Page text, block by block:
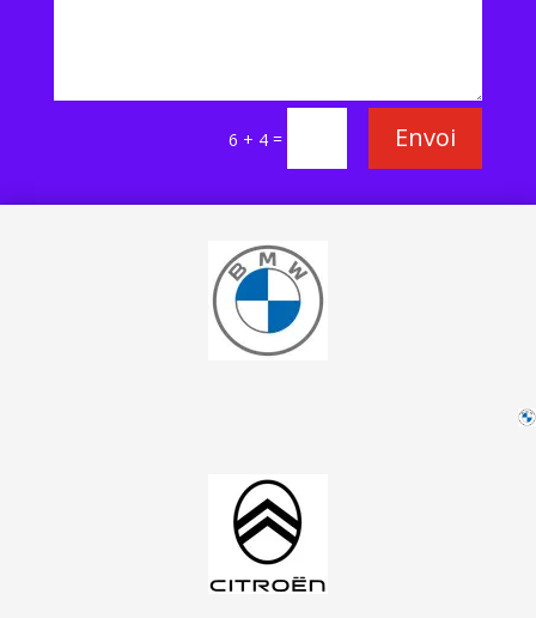
6 + 4 = Envoi